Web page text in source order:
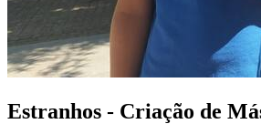
Estranhos - Criação de